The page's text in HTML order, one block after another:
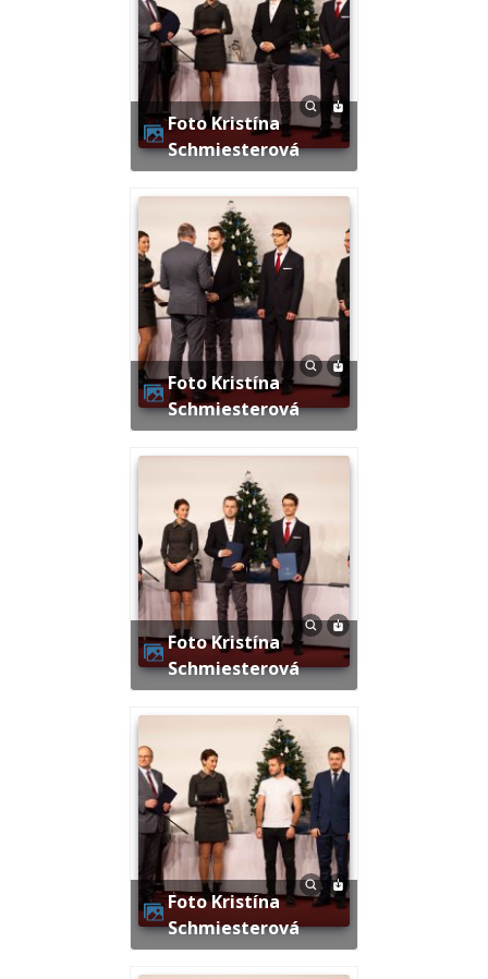
Foto Kristína
Schmiesterová
Foto Kristína
Schmiesterová
Foto Kristína
Schmiesterová
Foto Kristína
Schmiesterová